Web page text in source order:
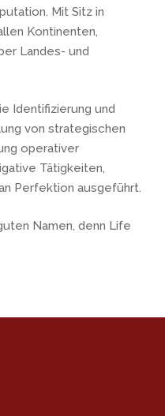
Mit Sitz in
Kontinenten,
Landes- und
Identifizierung und
von strategischen
operativer
Tätigkeiten,
Perfektion ausgeführt.
Namen, denn Life